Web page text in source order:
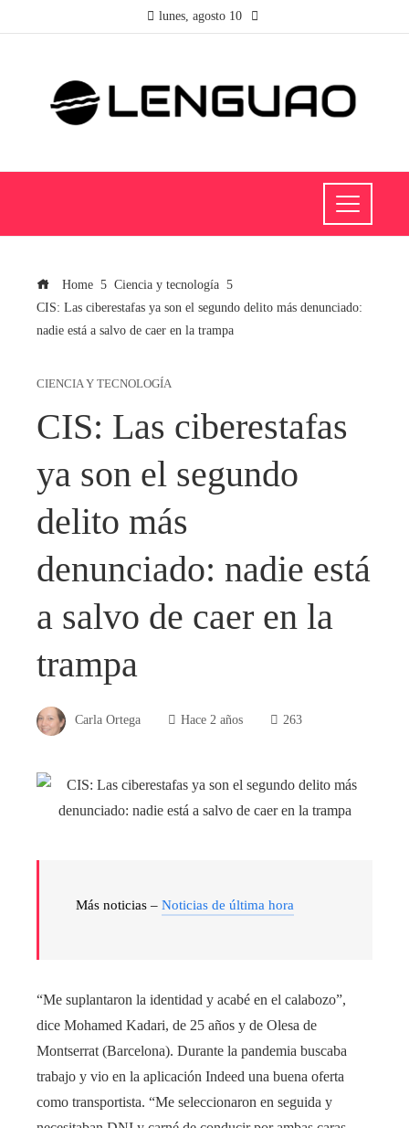
lunes, agosto 10
Home
Ciencia y tecnología
CIS: Las ciberestafas ya son el segundo delito más denunciado:
nadie está a salvo de caer en la trampa
CIENCIA Y TECNOLOGÍA
CIS: Las ciberestafas
ya son el segundo
delito más
denunciado: nadie está
a salvo de caer en la
trampa
Carla Ortega Hace 2 años 263
Más noticias – Noticias de última hora
“Me suplantaron la identidad y acabé en el calabozo”,
dice Mohamed Kadari, de 25 años y de Olesa de
Montserrat (Barcelona). Durante la pandemia buscaba
trabajo y vio en la aplicación Indeed una buena oferta
como transportista. “Me seleccionaron en seguida y